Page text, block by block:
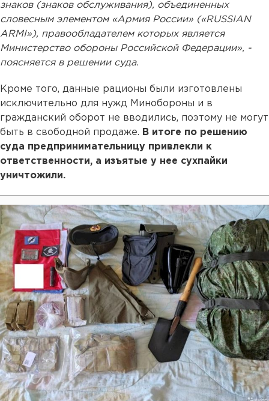
знаков (знаков обслуживания), объединенных
словесным элементом «Армия России» («RUSSIAN
ARMI»), правообладателем которых является
Министерство обороны Российской Федерации», -
поясняется в решении суда.
Кроме того, данные рационы были изготовлены
исключительно для нужд Минобороны и в
гражданский оборот не вводились, поэтому не могут
быть в свободной продаже. В итоге по решению
суда предпринимательницу привлекли к
ответственности, а изъятые у нее сухпайки
уничтожили.